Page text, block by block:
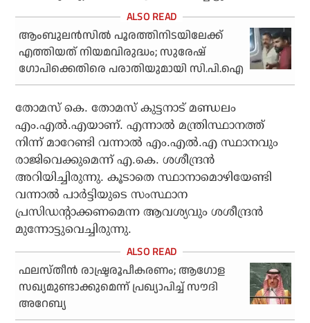
ആംബുലന്‍സില്‍ പൂരത്തിനിടയിലേക്ക്
എത്തിയത് നിയമവിരുദ്ധം; സുരേഷ്
ഗോപിക്കെതിരെ പരാതിയുമായി സി.പി.ഐ
തോമസ് കെ. തോമസ് കുട്ടനാട് മണ്ഡലം
എം.എല്‍.എയാണ്. എന്നാല്‍ മന്ത്രിസ്ഥാനത്ത്
നിന്ന് മാറേണ്ടി വന്നാല്‍ എം.എല്‍.എ സ്ഥാനവും
രാജിവെക്കുമെന്ന് എ.കെ. ശശീന്ദ്രന്‍
അറിയിച്ചിരുന്നു. കൂടാതെ സ്ഥാനാമൊഴിയേണ്ടി
വന്നാല്‍ പാര്‍ട്ടിയുടെ സംസ്ഥാന
പ്രസിഡന്റാക്കണമെന്ന ആവശ്യവും ശശീന്ദ്രന്‍
മുന്നോട്ടുവെച്ചിരുന്നു.
ഫലസ്തീന്‍ രാഷ്ട്രരൂപീകരണം; ആഗോള
സഖ്യമുണ്ടാക്കുമെന്ന് പ്രഖ്യാപിച്ച് സൗദി
അറേബ്യ